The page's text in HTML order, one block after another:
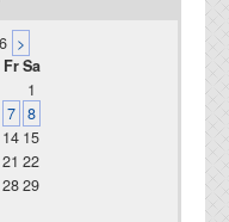
>
FrSa
1
7 8
14 15
21 22
2829